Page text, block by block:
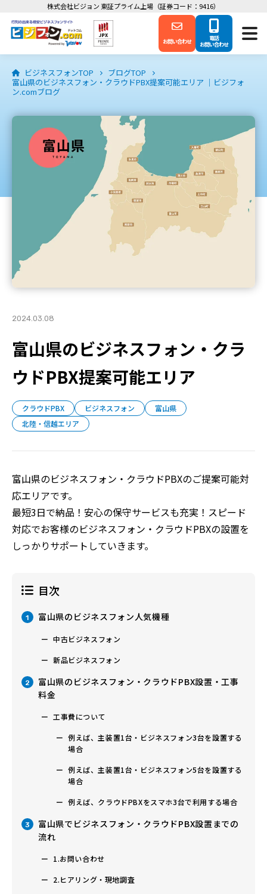
株式会社ビジョン 東証プライム上場（証券コード：9416）
お問い合わせ 電話
お問い合わせ
ビジネスフォンTOP
ブログTOP
富山県のビジネスフォン・クラウドPBX提案可能エリア ｜ビジフォ
ン.comブログ
2024.03.08
富山県のビジネスフォン・クラ
ウドPBX提案可能エリア
クラウドPBX ビジネスフォン
富山県
北陸・信越エリア
富山県のビジネスフォン・クラウドPBXのご提案可能対
応エリアです。
最短3日で納品！安心の保守サービスも充実！スピード
対応でお客様のビジネスフォン・クラウドPBXの設置を
しっかりサポートしていきます。
目次
1 富山県のビジネスフォン人気機種
中古ビジネスフォン
新品ビジネスフォン
2
富山県のビジネスフォン・クラウドPBX設置・工事
料金
工事費について
例えば、主装置1台・ビジネスフォン3台を設置する
場合
例えば、主装置1台・ビジネスフォン5台を設置する
場合
例えば、クラウドPBXをスマホ3台で利用する場合
3
富山県でビジネスフォン・クラウドPBX設置までの
流れ
1.お問い合わせ
2.ヒアリング・現地調査